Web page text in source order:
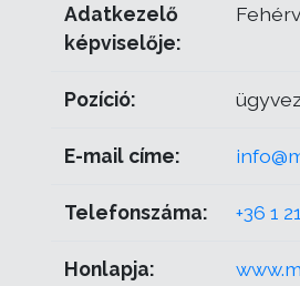
Adatkezelő
képviselője:
Pozíció:
E-mail címe:
Telefonszáma: +36 1
Honlapja: